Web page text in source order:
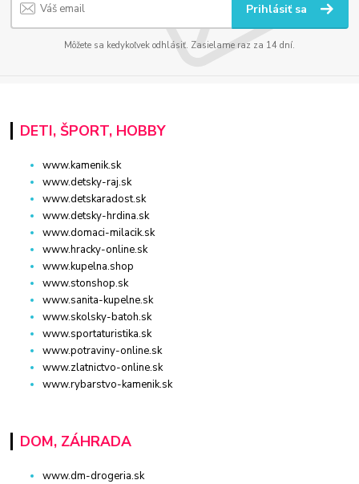
Prihlásiť sa
Môžete sa kedykoľvek odhlásiť. Zasielame raz za 14 dní.
DETI, ŠPORT, HOBBY
www.kamenik.sk
www.detsky-raj.sk
www.detskaradost.sk
www.detsky-hrdina.sk
www.domaci-milacik.sk
www.hracky-online.sk
www.kupelna.shop
www.stonshop.sk
www.sanita-kupelne.sk
www.skolsky-batoh.sk
www.sportaturistika.sk
www.potraviny-online.sk
www.zlatnictvo-online.sk
www.rybarstvo-kamenik.sk
DOM, ZÁHRADA
www.dm-drogeria.sk